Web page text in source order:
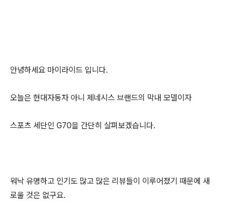
안녕하세요 마이라이드 입니다.
오늘은 현대자동차 아니 제네시스 브랜드의 막내 모델이자
스포츠 세단인 G70을 간단히 살펴보겠습니다.
워낙 유명하고 인기도 많고 많은 리뷰들이 이루어졌기 때문에 새
로울 것은 없구요.